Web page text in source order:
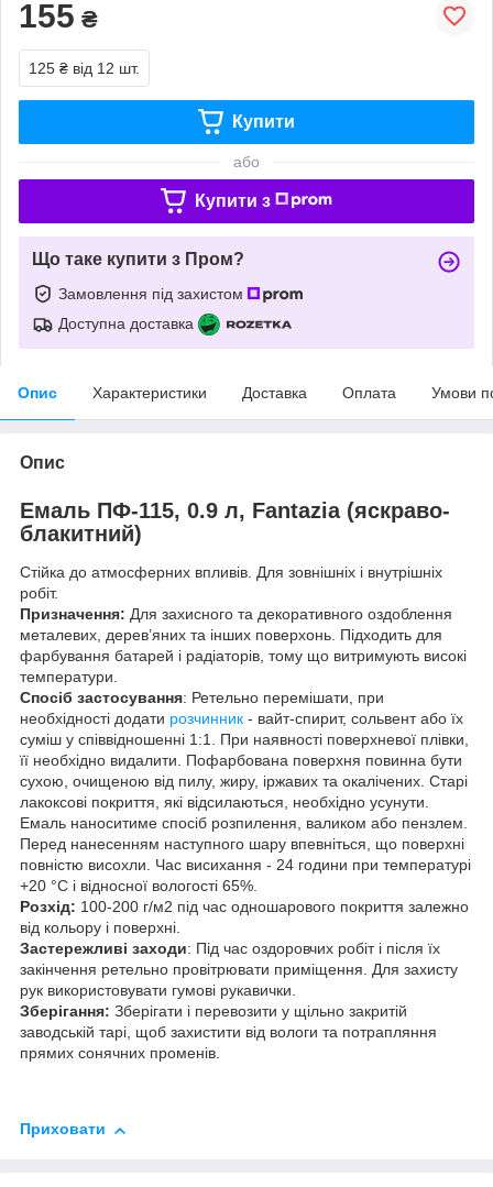
155 ₴
125 ₴ від 12 шт.
Купити
або
Купити з
Що таке купити з Пром?
Замовлення під захистом
Доступна доставка
Опис Характеристики Доставка Оплата Умови
Опис
Емаль ПФ-115, 0.9 л, Fantazia (яскраво-
блакитний)
Стійка до атмосферних впливів. Для зовнішніх і внутрішніх
робіт.
Призначення: Для захисного та декоративного оздоблення
металевих, дерев’яних та інших поверхонь. Підходить для
фарбування батарей і радіаторів, тому що витримують високі
температури.
Спосіб застосування: Ретельно перемішати, при
необхідності додати розчинник - вайт-спирит, сольвент або їх
суміш у співвідношенні 1:1. При наявності поверхневої плівки,
її необхідно видалити. Пофарбована поверхня повинна бути
сухою, очищеною від пилу, жиру, іржавих та окалічених. Старі
лакоксові покриття, які відсилаються, необхідно усунути.
Емаль наноситиме спосіб розпилення, валиком або пензлем.
Перед нанесенням наступного шару впевніться, що поверхні
повністю висохли. Час висихання - 24 години при температурі
+20 °С і відносної вологості 65%.
Розхід: 100-200 г/м2 під час одношарового покриття залежно
від кольору і поверхні.
Застережливі заходи: Під час оздоровчих робіт і після їх
закінчення ретельно провітрювати приміщення. Для захисту
рук використовувати гумові рукавички.
Зберігання: Зберігати і перевозити у щільно закритій
заводській тарі, щоб захистити від вологи та потрапляння
прямих сонячних променів.
Приховати